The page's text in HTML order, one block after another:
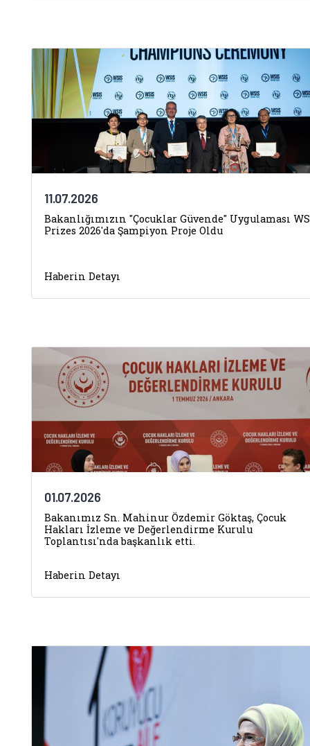
11.07.2026
Bakanlığımızın "Çocuklar Güvende" Uygulaması
Prizes 2026'da Şampiyon Proje Oldu
Haberin Detayı
01.07.2026
Bakanımız Sn. Mahinur Özdemir Göktaş, Çocuk
Hakları İzleme ve Değerlendirme Kurulu
Toplantısı'nda başkanlık etti.
Haberin Detayı